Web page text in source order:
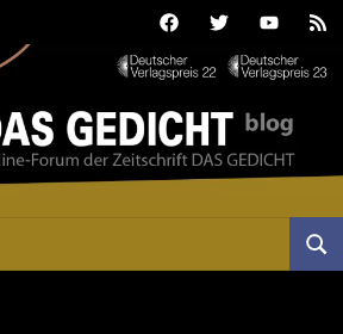
FacebookTwitterYoutube